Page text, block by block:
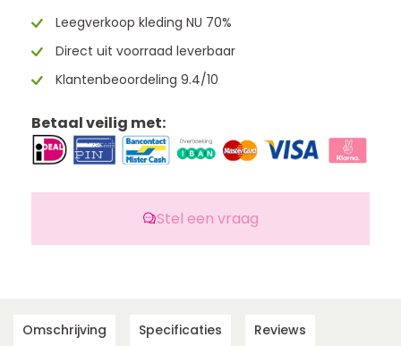
Leegverkoop kleding NU 70%
Direct uit voorraad leverbaar
Klantenbeoordeling 9.4/10
Betaal veilig met:
Stel een vraag
Omschrijving Specificaties Reviews